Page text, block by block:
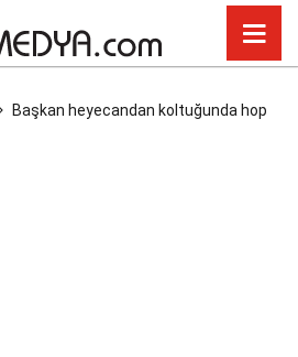
Başkan heyecandan koltuğunda hop